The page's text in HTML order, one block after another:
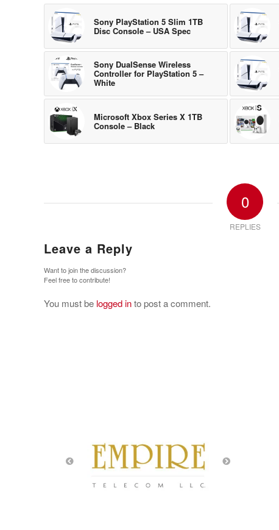
Sony PlayStation 5 Slim 1TB
Disc Console – USA Spec
Sony DualSense Wireless
Controller for PlayStation 5 –
White
Microsoft Xbox Series X 1TB
Console – Black
0
REPLIES
Leave a Reply
Want to join the discussion?
Feel free to contribute!
You must be logged into post a comment.